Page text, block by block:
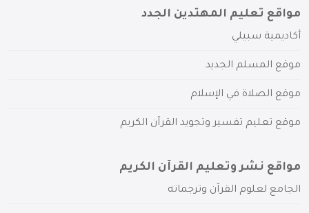
مواقع تعليم المهتدين الجدد
أكاديمية سبيلي
موقع المسلم الجديد
موقع الصلاة في الإسلام
موقع تعليم تفسير وتجويد القرآن الكريم
مواقع نشر وتعليم القرآن الكريم
الجامع لعلوم القرآن وترجماته